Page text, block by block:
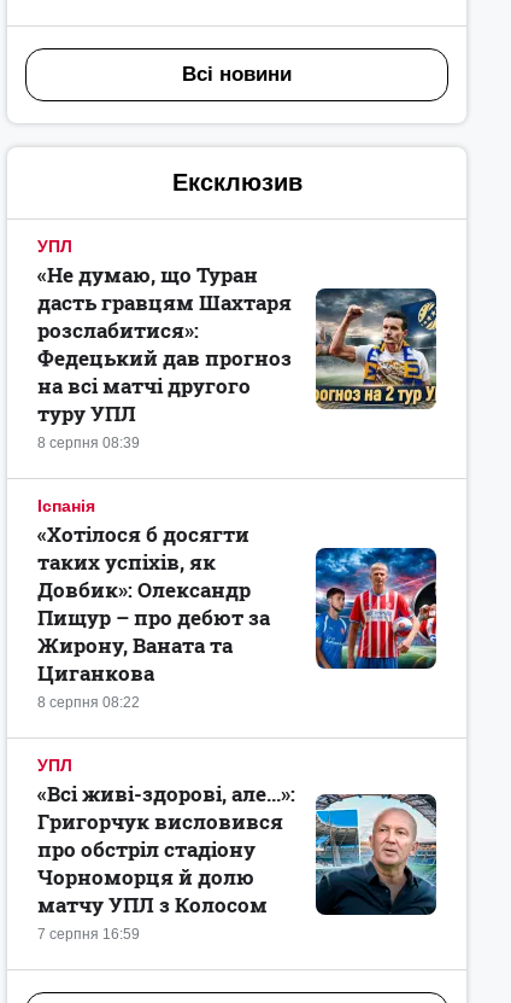
Всі новини
Ексклюзив
УПЛ
8 серпня 08:39
«Не думаю, що Туран
дасть гравцям Шахтаря
розслабитися»:
Федецький дав прогноз
на всі матчі другого
туру УПЛ
Іспанія
8 серпня 08:22
«Хотілося б досягти
таких успіхів, як
Довбик»: Олександр
Пищур – про дебют за
Жирону, Ваната та
Циганкова
УПЛ
7 серпня 16:59
«Всі живі-здорові, але...»:
Григорчук висловився
про обстріл стадіону
Чорноморця й долю
матчу УПЛ з Колосом